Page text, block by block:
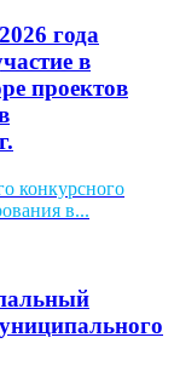
года
в
проектов
конкурсного
в...